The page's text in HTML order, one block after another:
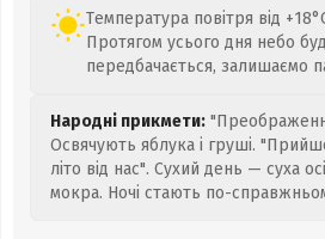
Температура повітря від
Протягом усього дня небо
передбачається, залишаємо
Народні прикмети:
Освячують яблука і груші.
літо від нас". Сухий день — суха
мокра. Ночі стають по-